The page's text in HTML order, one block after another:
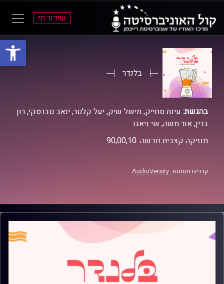
פתח
התפריט
התוכן
שידור חי
בלנדר
בהגשת: עינת סחייק, מישל שיק, יעל קלטר, יואב טברסקי, רון
ברין, אור משה, שי ניאגו
מוזיקה קצבית חדשה. 90,00,10
קרדיט תמונות: AudioVersity